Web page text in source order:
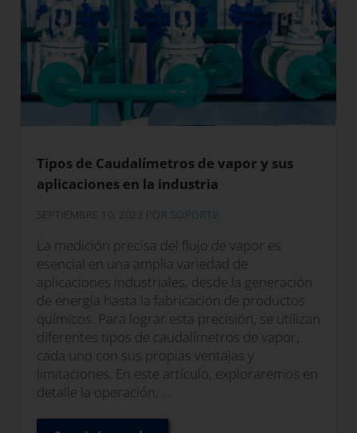
Tipos de Caudalímetros de vapor y sus
aplicaciones en la industria
SEPTIEMBRE 10, 2023 POR SOPORTE
La medición precisa del flujo de vapor es
esencial en una amplia variedad de
aplicaciones industriales, desde la generación
de energía hasta la fabricación de productos
químicos. Para lograr esta precisión, se utilizan
diferentes tipos de caudalímetros de vapor,
cada uno con sus propias ventajas y
limitaciones. En este artículo, exploraremos en
detalle la operación, …